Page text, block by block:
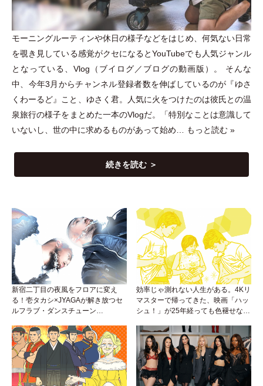
モーニングルーティンや休日の様子などをはじめ、何気ない日常
を覗き見している感覚がクセになるとYouTubeでも人気ジャンル
となっている、Vlog （ ブイログ／ブログの動画版 ）
。 そんな
中、今年3月からチャンネル登録者数を伸ばしているのが『ゆさ
くわーるど』こと、ゆさく君。人気に火をつけたのは彼氏との温
泉旅行の様子をまとめた一本のVlogだ。
「特別なことは意識して
いないし、世の中に求めるものがあって始め…
もっと読む »
続きを読む ＞
新宿二丁目の夜風をフロアに変え
る！壱タカシ×JYAGAが解き放つセ
ルフラブ・ダンスチューン
効率じゃ測れない人生がある。4Kリ
マスターで帰ってきた、映画「ハッ
シュ！」が25年経っても色褪せない